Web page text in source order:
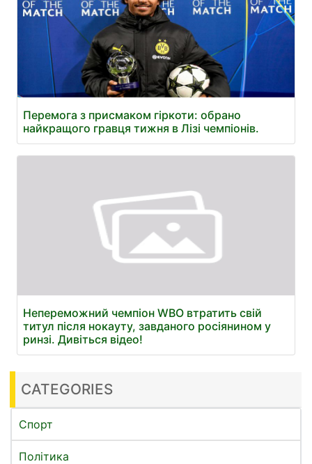
Перемога з присмаком гіркоти: обрано
найкращого гравця тижня в Лізі чемпіонів.
Непереможний чемпіон WBO втратить свій
титул після нокауту, завданого росіянином у
ринзі. Дивіться відео!
CATEGORIES
Спорт
Політика